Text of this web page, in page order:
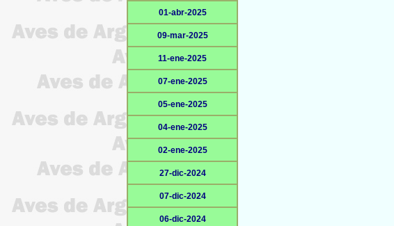
01-abr-2025
09-mar-2025
11-ene-2025
07-ene-2025
05-ene-2025
04-ene-2025
02-ene-2025
27-dic-2024
07-dic-2024
06-dic-2024